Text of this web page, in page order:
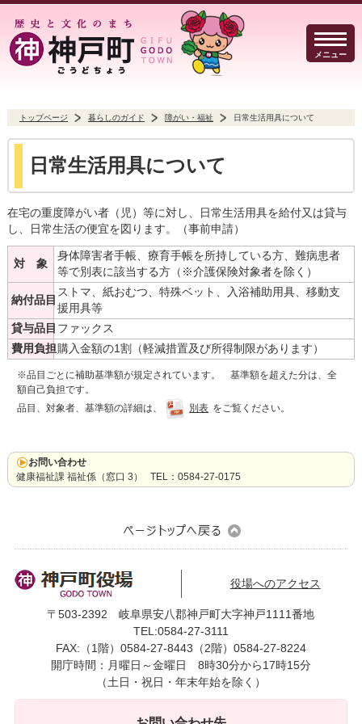
メニュー
暮らしのガイド イベント・観光
事業者の方へ 行政 よくある質問
Select Language ▼
読み上げる
文字サイズ
0584-27-3111
トップページ 暮らしのガイド 障がい・福祉 日常生活用具について
日常生活用具について
在宅の重度障がい者（児）等に対し、日常生活用具を給付又は貸与
し、日常生活の便宜を図ります。（事前申請）
対 象
身体障害者手帳、療育手帳を所持している方、難病患者
等で別表に該当する方（※介護保険対象者を除く）
納付品目
ストマ、紙おむつ、特殊ベット、入浴補助用具、移動支
援用具等
貸与品目 ファックス
費用負担購入金額の1割（軽減措置及び所得制限があります）
※品目ごとに補助基準額が規定されています。 基準額を超えた分は、全
額自己負担です。
品目、対象者、基準額の詳細は、
別表 をご覧ください。
お問い合わせ
健康福祉課 福祉係（窓口 3） TEL：0584-27-0175
役場へのアクセス
〒503-2392 岐阜県安八郡神戸町大字神戸1111番地
TEL:0584-27-3111
FAX:（1階）0584-27-8443（2階）0584-27-8224
開庁時間：月曜日～金曜日 8時30分から17時15分
（土日・祝日・年末年始を除く）